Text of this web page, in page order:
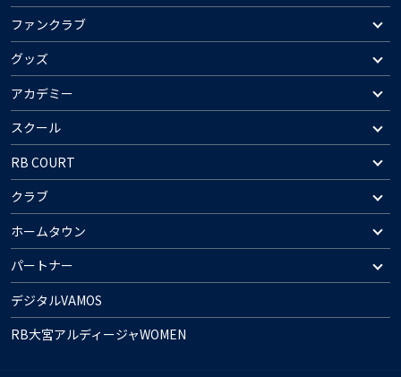
ファンクラブ
グッズ
アカデミー
スクール
RB COURT
クラブ
ホームタウン
パートナー
デジタルVAMOS
RB大宮アルディージャWOMEN